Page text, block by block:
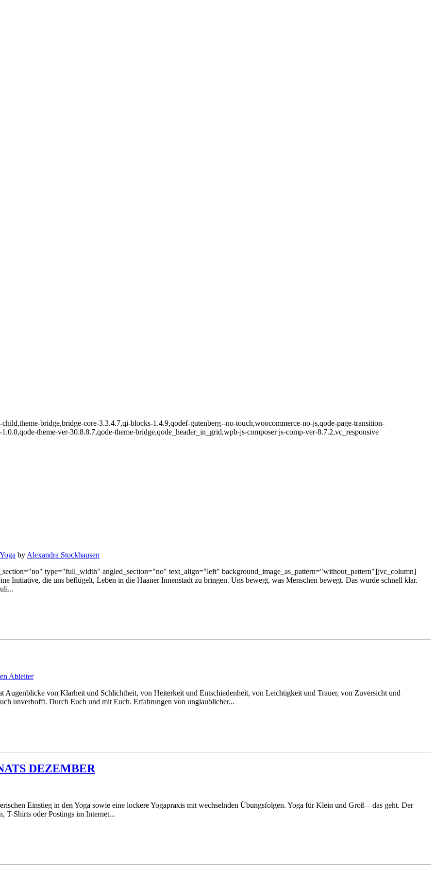
bridge,bridge-core-3.3.4.7,qi-blocks-1.4.9,qodef-gutenberg--no-touch,woocommerce-no-js,qode-page-transition-
theme-ver-30.8.8.7,qode-theme-bridge,qode_header_in_grid,wpb-js-composer js-comp-ver-8.7.2,vc_responsive
Yoga by Alexandra Stockhausen
type="full_width" angled_section="no" text_align="left" background_image_as_pattern="without_pattern"][vc_column]
Initiative, die uns beflügelt, Leben in die Haaner Innenstadt zu bringen. Uns bewegt, was Menschen bewegt. Das wurde schnell klar.
Ableiter
Augenblicke von Klarheit und Schlichtheit, von Heiterkeit und Entschiedenheit, von Leichtigkeit und Trauer, von Zuversicht und
unverhofft. Durch Euch und mit Euch. Erfahrungen von unglaublicher...
DEZEMBER
Einstieg in den Yoga sowie eine lockere Yogapraxis mit wechselnden Übungsfolgen. Yoga für Klein und Groß – das geht. Der
T-Shirts oder Postings im Internet...